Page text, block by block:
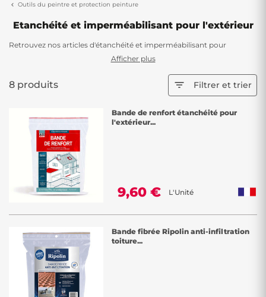
Outils du peintre et protection peinture
Etanchéité et imperméabilisant pour l'extérieur
Retrouvez nos articles d'étanchéité et imperméabilisant pour
l'extérieur. Que ce soit pour votre toiture ou votre terrasse, nos
le faire, les extérieurs sont directement exposés aux intempéries.
N'attendez plus, de nombreux coloris sont disponibles pour vous.
Afficher plus
8 produits  Filtrer et trier
Bande de renfort étanchéité pour
l'extérieur...
9,60 € L'Unité
Bande fibrée Ripolin anti-infiltration
toiture...